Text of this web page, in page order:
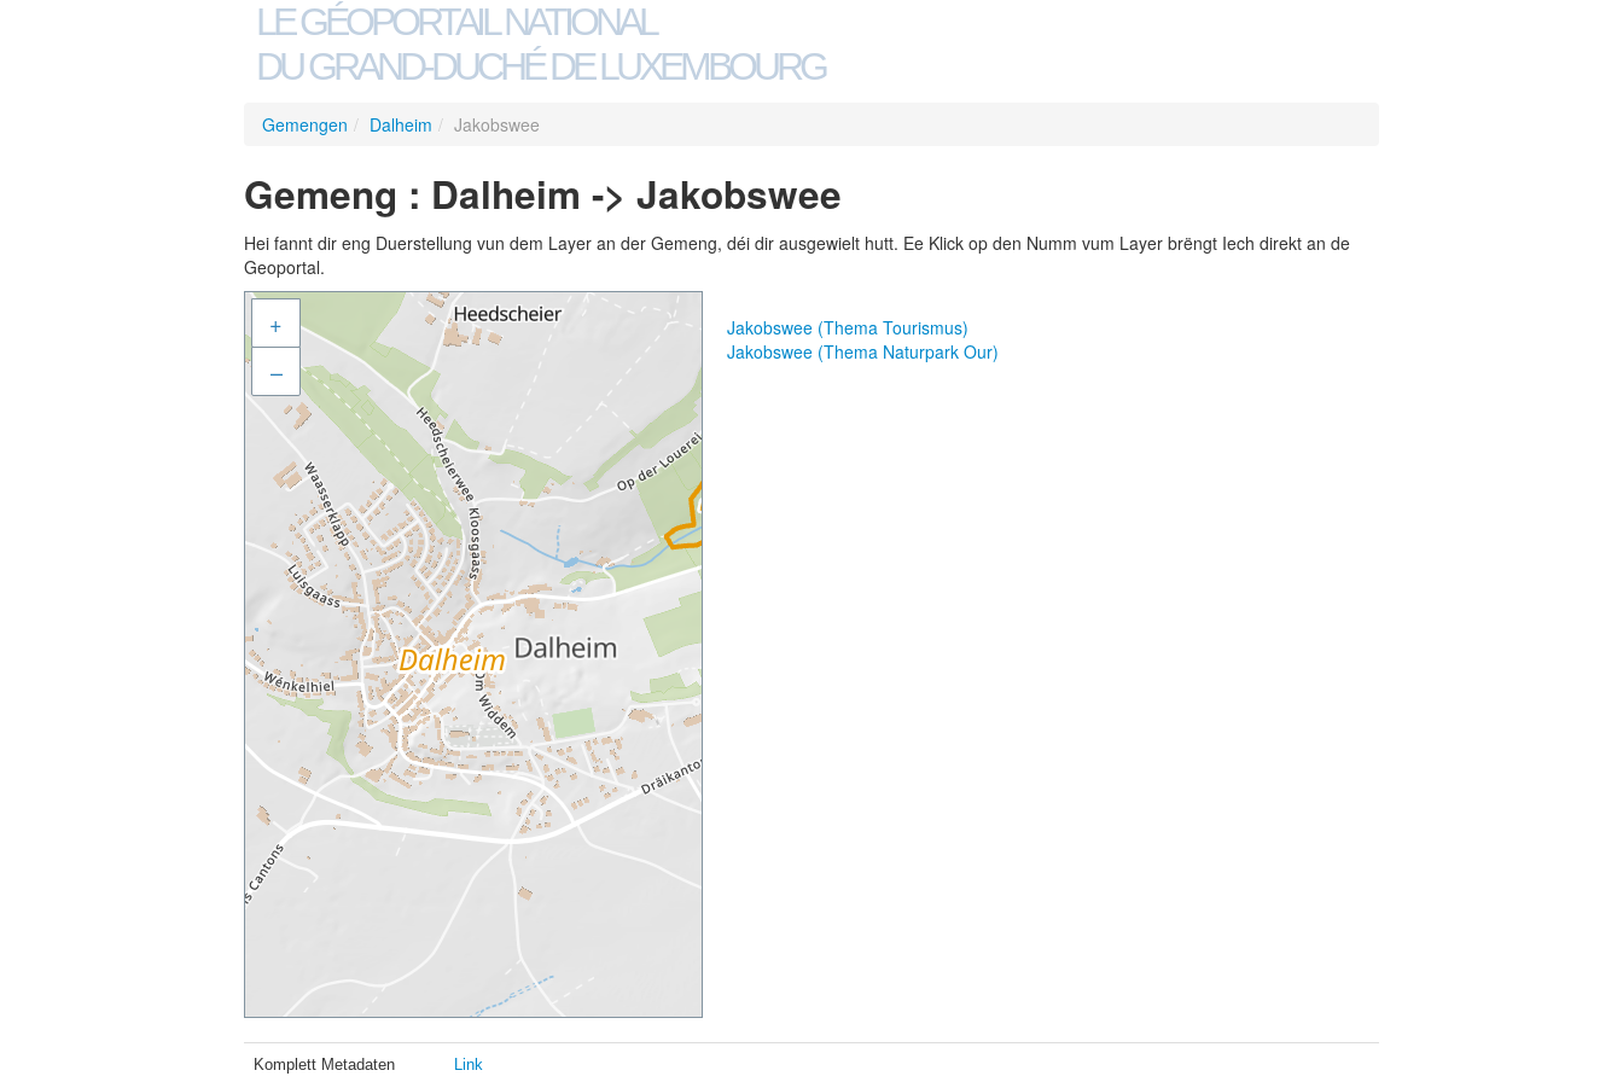
LE GÉOPORTAIL NATIONAL
DU GRAND-DUCHÉ DE LUXEMBOURG
Gemengen / Dalheim / Jakobswee
Gemeng : Dalheim -> Jakobswee
Hei fannt dir eng Duerstellung vun dem Layer an der Gemeng, déi dir ausgewielt hutt. Ee Klick op den Numm vum Layer brëngt Iech direkt an de
Geoportal.
+
–
Jakobswee (Thema Tourismus)
Jakobswee (Thema Naturpark Our)
Komplett Metadaten Link